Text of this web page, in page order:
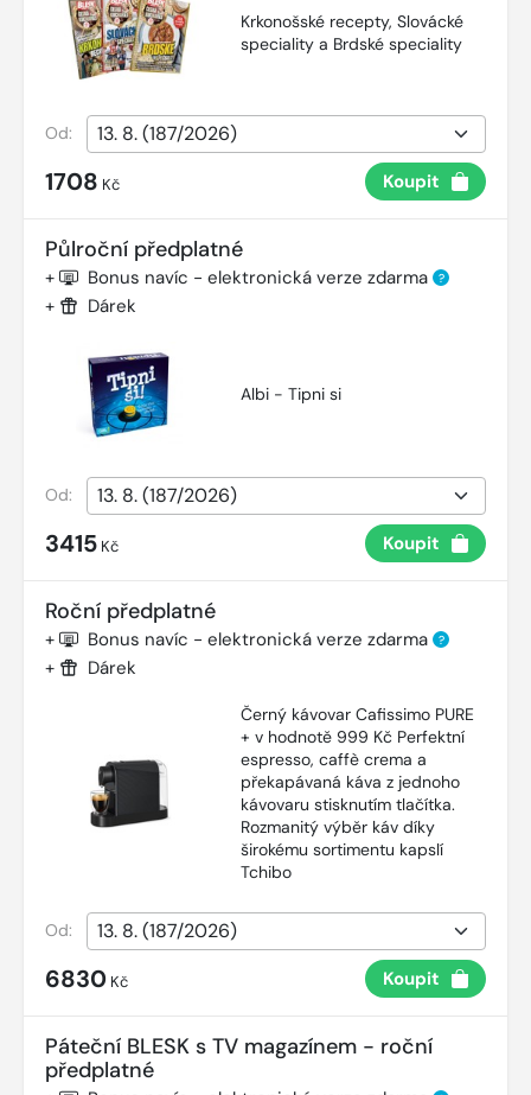
Krkonošské recepty, Slovácké
speciality a Brdské speciality
Od:
1708 Kč Koupit
Půlroční předplatné
+ Bonus navíc - elektronická verze zdarma ?
+ Dárek
Albi - Tipni si
Od:
3415 Kč Koupit
Roční předplatné
+ Bonus navíc - elektronická verze zdarma ?
+ Dárek
Černý kávovar Cafissimo PURE
+ v hodnotě 999 Kč Perfektní
espresso, caffè crema a
překapávaná káva z jednoho
kávovaru stisknutím tlačítka.
Rozmanitý výběr káv díky
širokému sortimentu kapslí
Tchibo
Od:
6830 Kč Koupit
Páteční BLESK s TV magazínem - roční
předplatné